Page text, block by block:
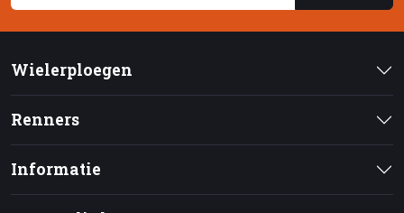
Wielerploegen
Renners
Informatie